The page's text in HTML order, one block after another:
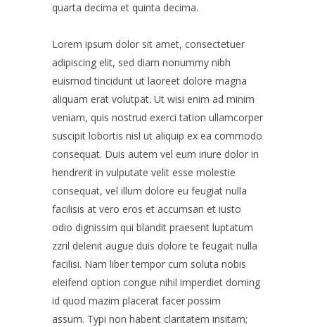
quarta decima et quinta decima.
Lorem ipsum dolor sit amet, consectetuer
adipiscing elit, sed diam nonummy nibh
euismod tincidunt ut laoreet dolore magna
aliquam erat volutpat. Ut wisi enim ad minim
veniam, quis nostrud exerci tation ullamcorper
suscipit lobortis nisl ut aliquip ex ea commodo
consequat. Duis autem vel eum iriure dolor in
hendrerit in vulputate velit esse molestie
consequat, vel illum dolore eu feugiat nulla
facilisis at vero eros et accumsan et iusto
odio dignissim qui blandit praesent luptatum
zzril delenit augue duis dolore te feugait nulla
facilisi. Nam liber tempor cum soluta nobis
eleifend option congue nihil imperdiet doming
id quod mazim placerat facer possim
assum. Typi non habent claritatem insitam;